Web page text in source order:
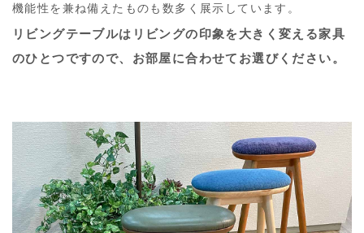
機能性を兼ね備えたものも数多く展示しています。
リビングテーブルはリビングの印象を大きく変える家具
のひとつですので、お部屋に合わせてお選びください。